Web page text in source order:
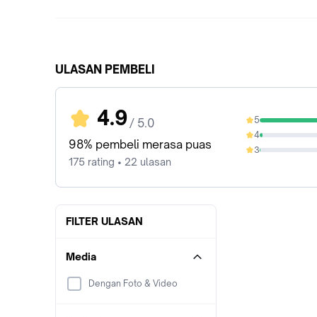
ULASAN PEMBELI
4.9 / 5.0
98% pembeli merasa puas
175 rating • 22 ulasan
5
96%
4
2.29%
3
0.57%
FILTER ULASAN
Media
Dengan Foto & Video